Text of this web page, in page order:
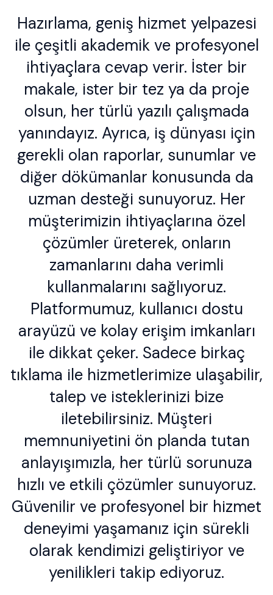
Hazırlama, geniş hizmet yelpazesi
ile çeşitli akademik ve profesyonel
ihtiyaçlara cevap verir. İster bir
makale, ister bir tez ya da proje
olsun, her türlü yazılı çalışmada
yanındayız. Ayrıca, iş dünyası için
gerekli olan raporlar, sunumlar ve
diğer dökümanlar konusunda da
uzman desteği sunuyoruz. Her
müşterimizin ihtiyaçlarına özel
çözümler üreterek, onların
zamanlarını daha verimli
kullanmalarını sağlıyoruz.
Platformumuz, kullanıcı dostu
arayüzü ve kolay erişim imkanları
ile dikkat çeker. Sadece birkaç
tıklama ile hizmetlerimize ulaşabilir,
talep ve isteklerinizi bize
iletebilirsiniz. Müşteri
memnuniyetini ön planda tutan
anlayışımızla, her türlü sorunuza
hızlı ve etkili çözümler sunuyoruz.
Güvenilir ve profesyonel bir hizmet
deneyimi yaşamanız için sürekli
olarak kendimizi geliştiriyor ve
yenilikleri takip ediyoruz.